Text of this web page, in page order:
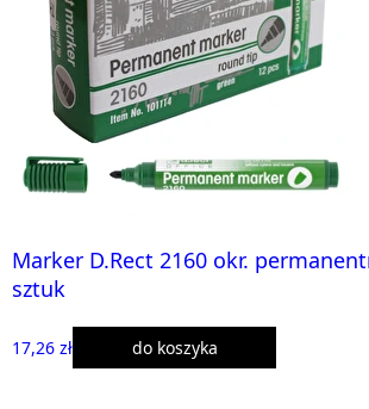
Marker D.Rect 2160 okr.
sztuk
17,26 zł do koszyka